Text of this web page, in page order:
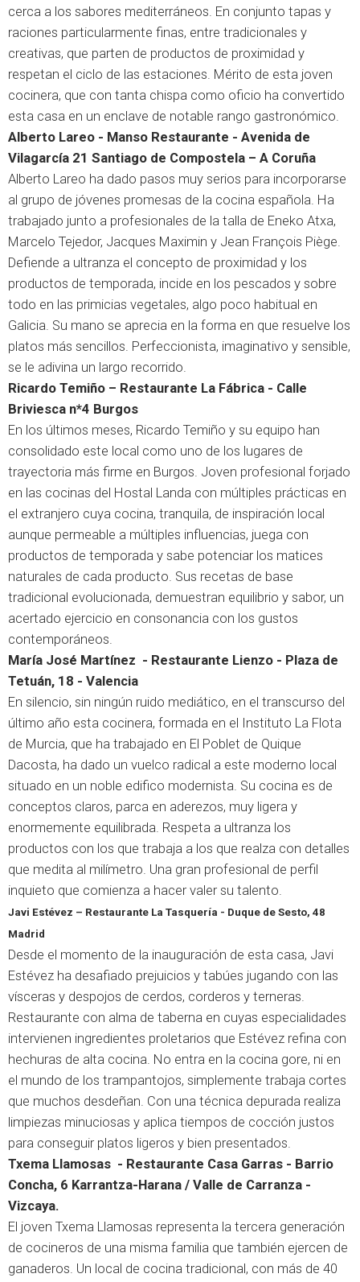
cerca a los sabores mediterráneos. En conjunto tapas y
raciones particularmente finas, entre tradicionales y
creativas, que parten de productos de proximidad y
respetan el ciclo de las estaciones. Mérito de esta joven
cocinera, que con tanta chispa como oficio ha convertido
esta casa en un enclave de notable rango gastronómico.
Alberto Lareo - Manso Restaurante - Avenida de
Vilagarcía 21 Santiago de Compostela – A Coruña
Alberto Lareo ha dado pasos muy serios para incorporarse
al grupo de jóvenes promesas de la cocina española. Ha
trabajado junto a profesionales de la talla de Eneko Atxa,
Marcelo Tejedor, Jacques Maximin y Jean François Piège.
Defiende a ultranza el concepto de proximidad y los
productos de temporada, incide en los pescados y sobre
todo en las primicias vegetales, algo poco habitual en
Galicia. Su mano se aprecia en la forma en que resuelve los
platos más sencillos. Perfeccionista, imaginativo y sensible,
se le adivina un largo recorrido.
Ricardo Temiño – Restaurante La Fábrica - Calle
Briviesca n*4 Burgos
En los últimos meses, Ricardo Temiño y su equipo han
consolidado este local como uno de los lugares de
trayectoria más firme en Burgos. Joven profesional forjado
en las cocinas del Hostal Landa con múltiples prácticas en
el extranjero cuya cocina, tranquila, de inspiración local
aunque permeable a múltiples influencias, juega con
productos de temporada y sabe potenciar los matices
naturales de cada producto. Sus recetas de base
tradicional evolucionada, demuestran equilibrio y sabor, un
acertado ejercicio en consonancia con los gustos
contemporáneos.
María José Martínez - Restaurante Lienzo - Plaza de
Tetuán, 18 - Valencia
En silencio, sin ningún ruido mediático, en el transcurso del
último año esta cocinera, formada en el Instituto La Flota
de Murcia, que ha trabajado en El Poblet de Quique
Dacosta, ha dado un vuelco radical a este moderno local
situado en un noble edifico modernista. Su cocina es de
conceptos claros, parca en aderezos, muy ligera y
enormemente equilibrada. Respeta a ultranza los
productos con los que trabaja a los que realza con detalles
que medita al milímetro. Una gran profesional de perfil
inquieto que comienza a hacer valer su talento.
Javi Estévez – Restaurante La Tasquería - Duque de Sesto, 48
Madrid
Desde el momento de la inauguración de esta casa, Javi
Estévez ha desafiado prejuicios y tabúes jugando con las
vísceras y despojos de cerdos, corderos y terneras.
Restaurante con alma de taberna en cuyas especialidades
intervienen ingredientes proletarios que Estévez refina con
hechuras de alta cocina. No entra en la cocina gore, ni en
el mundo de los trampantojos, simplemente trabaja cortes
que muchos desdeñan. Con una técnica depurada realiza
limpiezas minuciosas y aplica tiempos de cocción justos
para conseguir platos ligeros y bien presentados.
Txema Llamosas - Restaurante Casa Garras - Barrio
Concha, 6 Karrantza-Harana / Valle de Carranza -
Vizcaya.
El joven Txema Llamosas representa la tercera generación
de cocineros de una misma familia que también ejercen de
ganaderos. Un local de cocina tradicional, con más de 40